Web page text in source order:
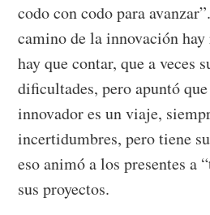
codo con codo para
camino de la innovación
hay que contar, que a veces
dificultades, pero apuntó
innovador es un viaje,
incertidumbres, pero tiene
eso animó a los presentes a
sus proyectos.